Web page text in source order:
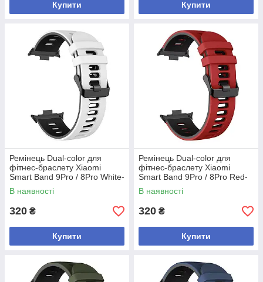
Купити Купити
Ремінець Dual-color для
фітнес-браслету Xiaomi
Smart Band 9Pro / 8Pro White-
black
В наявності
320 ₴
Купити
Ремінець Dual-color для
фітнес-браслету Xiaomi
Smart Band 9Pro / 8Pro Red-
black
В наявності
320 ₴
Купити